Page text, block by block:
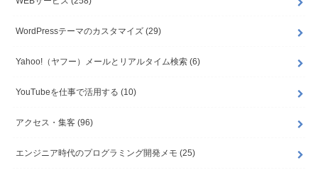
WordPressテーマのカスタマイズ (29)
Yahoo!（ヤフー）メールとリアルタイム検索 (6)
YouTubeを仕事で活用する (10)
アクセス・集客 (96)
エンジニア時代のプログラミング開発メモ (25)